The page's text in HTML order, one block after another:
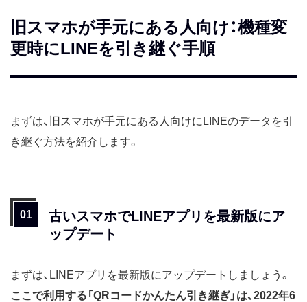
旧スマホが手元にある人向け：機種変
更時にLINEを引き継ぐ手順
まずは、旧スマホが手元にある人向けにLINEのデータを引
き継ぐ方法を紹介します。
古いスマホでLINEアプリを最新版にア
ップデート
まずは、LINEアプリを最新版にアップデートしましょう。
ここで利用する「QRコードかんたん引き継ぎ」は、2022年6